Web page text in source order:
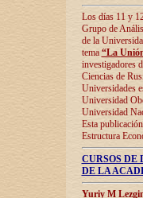
Los días 11 y
Grupo de
de la
tema “La
investigadores
Ciencias de
Universidades
Universidad
Universidad
Esta
Estructura
CURSOS
DE LA
Yuriy M